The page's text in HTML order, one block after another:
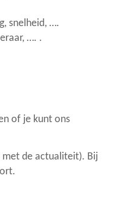
snelheid, ….
…. .
of je kunt ons
met de actualiteit). Bij